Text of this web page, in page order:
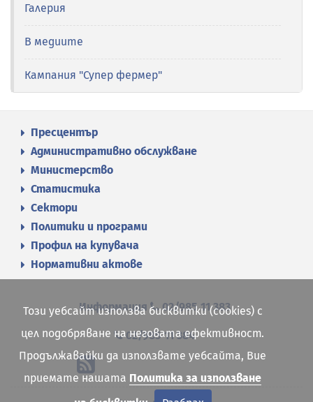
Галерия
В медиите
Кампания "Супер фермер"
Пресцентър
Административно обслужване
Министерство
Статистика
Сектори
Политики и програми
Профил на купувача
Нормативни актове
Информация 02/985 11 383
02/985 11 384
Този уебсайт използва бисквитки (cookies) с
цел подобряване на неговата ефективност.
Продължавайки да използвате уебсайта, Вие
приемате нашата Политика за използване